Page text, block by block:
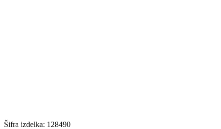
Šifra izdelka: 128490